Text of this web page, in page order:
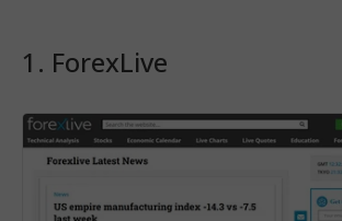
1. ForexLive